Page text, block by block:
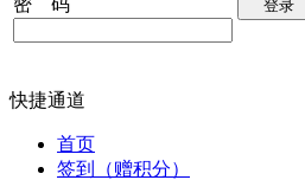
密 码 登录
快捷通道
首页
签到（赠积分）